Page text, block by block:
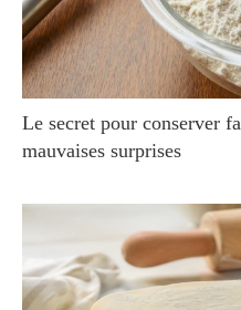
Le secret pour conserver
mauvaises surprises